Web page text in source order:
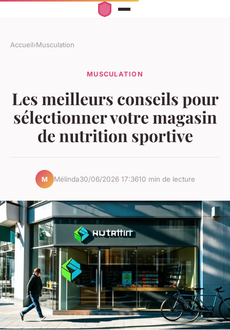
Accueil›Musculation
MUSCULATION
Les meilleurs conseils pour
sélectionner votre magasin
de nutrition sportive
M Mélinda30/06/2026 17:3610 min de lecture